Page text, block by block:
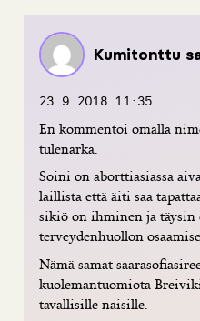
Kumitonttu
23.9.2018 11:35
En kommentoi omalla
tulenarka.
Soini on aborttiasiassa
laillista että äiti saa
sikiö on ihminen ja
terveydenhuollon
Nämä samat
kuolemantuomiota
tavallisille naisille.